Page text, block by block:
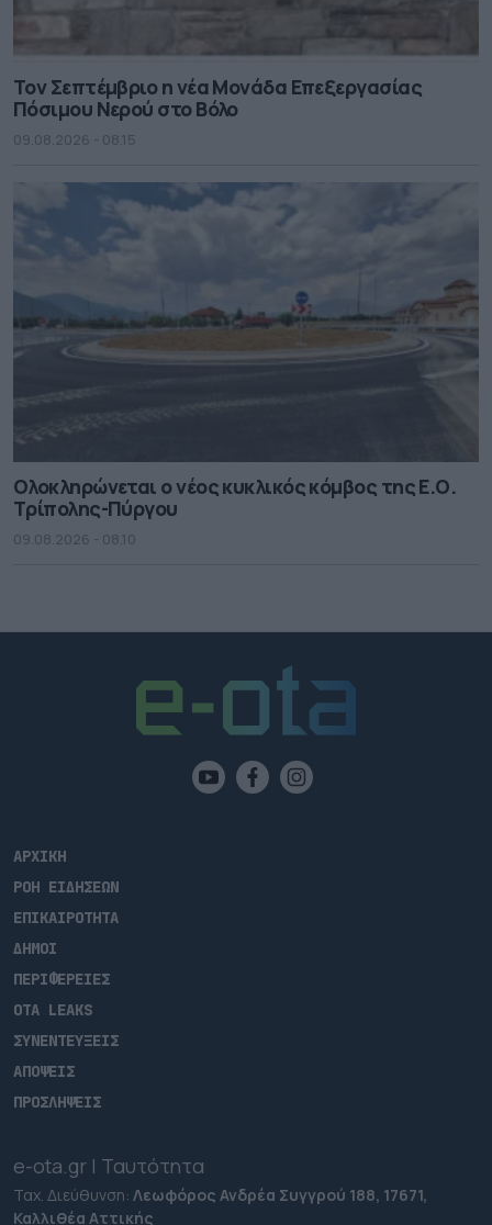
Τον Σεπτέμβριο η νέα Μονάδα Επεξεργασίας
Πόσιμου Νερού στο Βόλο
09.08.2026 - 08.15
Ολοκληρώνεται ο νέος κυκλικός κόμβος της Ε.Ο.
Τρίπολης-Πύργου
09.08.2026 - 08.10
ΑΡΧΙΚΗ
ΡΟΗ ΕΙΔΗΣΕΩΝ
ΕΠΙΚΑΙΡΟΤΗΤΑ
ΔΗΜΟΙ
ΠΕΡΙΦΕΡΕΙΕΣ
OTA LEAKS
ΣΥΝΕΝΤΕΥΞΕΙΣ
ΑΠΟΨΕΙΣ
ΠΡΟΣΛΗΨΕΙΣ
e-ota.gr | Ταυτότητα
Ταχ. Διεύθυνση: Λεωφόρος Ανδρέα Συγγρού 188, 17671,
Καλλιθέα Αττικής